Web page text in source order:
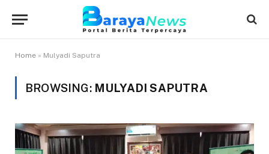
Home » Mulyadi Saputra
BROWSING: MULYADI SAPUTRA